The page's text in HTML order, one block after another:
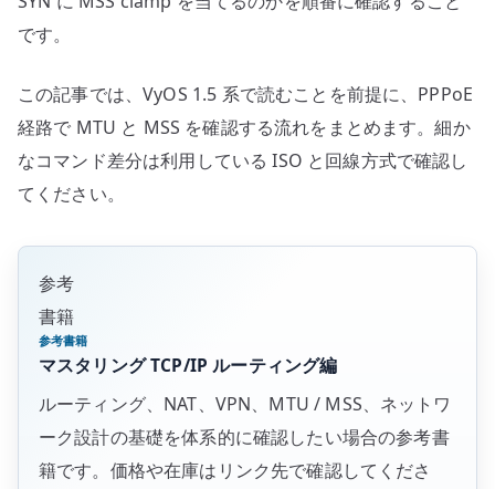
です。
この記事では、VyOS 1.5 系で読むことを前提に、PPPoE
経路で MTU と MSS を確認する流れをまとめます。細か
なコマンド差分は利用している ISO と回線方式で確認し
てください。
参考
書籍
参考書籍
マスタリング TCP/IP ルーティング編
ルーティング、NAT、VPN、MTU / MSS、ネットワ
ーク設計の基礎を体系的に確認したい場合の参考書
籍です。価格や在庫はリンク先で確認してくださ